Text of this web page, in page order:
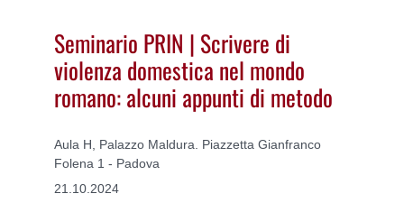
Seminario PRIN | Scrivere di
violenza domestica nel mondo
romano: alcuni appunti di metodo
Aula H, Palazzo Maldura. Piazzetta Gianfranco
Folena 1 - Padova
21.10.2024